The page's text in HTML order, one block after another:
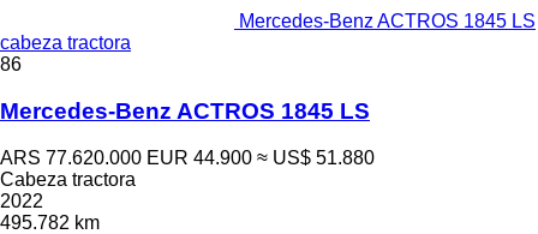
Mercedes-Benz ACTROS 1845 LS
cabeza tractora
86
Mercedes-Benz ACTROS 1845 LS
ARS 77.620.000 EUR 44.900 ≈ US$ 51.880
Cabeza tractora
2022
495.782 km